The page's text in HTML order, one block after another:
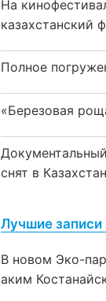
На
казахстанский
Полное
«Березовая
снят в
Лучшие записи
В новом Эко-
аким